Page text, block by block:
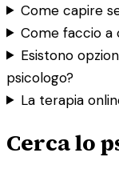
Come capire
Come faccio a
Esistono
psicologo?
La terapia
Cerca lo